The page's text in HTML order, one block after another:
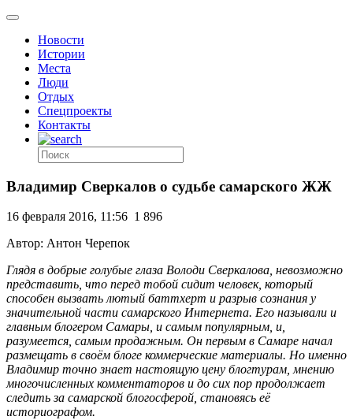
Новости
Истории
Места
Люди
Отдых
Спецпроекты
Контакты
Владимир Сверкалов о судьбе самарского ЖЖ
16 февраля 2016, 11:56 1 896
Автор: Антон Черепок
Глядя в добрые голубые глаза Володи Сверкалова, невозможно
представить, что перед тобой сидит человек, который
способен вызвать лютый баттхерт и разрыв сознания у
значительной части самарского Интернета. Его называли и
главным блогером Самары, и самым популярным, и,
разумеется, самым продажным. Он первым в Самаре начал
размещать в своём блоге коммерческие материалы. Но именно
Владимир точно знает настоящую цену блогтурам, мнению
многочисленных комментаторов и до сих пор продолжает
следить за самарской блогосферой, становясь её
историографом.